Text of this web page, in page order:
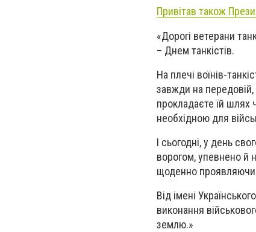
Привітав також
«Дорогі ветерани
– Днем танкістів.
На плечі воїнів-
завжди на передовій,
прокладаєте їй шлях
необхідною для
І сьогодні, у день
ворогом, упевнено й
щоденно проявляючи
Від імені
виконання
землю.»